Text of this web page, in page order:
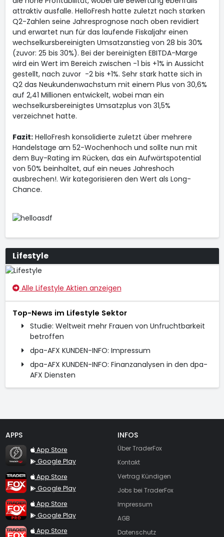
attraktiv ausfalle. HelloFresh hatte zuletzt nach starken
Q2-Zahlen seine Jahresprognose nach oben revidiert
und erwartet nun für das laufende Fiskaljahr einen
wechselkursbereinigten Umsatzanstieg von 28 bis 30%
(zuvor: 25 bis 30%). Bei der bereinigten EBITDA-Marge
wird ein Wert im Bereich zwischen -1 bis +1% in Aussicht
gestellt, nach zuvor -2 bis +1%. Sehr stark hatte sich in
Q2 das Neukundenwachstum mit einem Plus von 30,6%
auf 2,41 Millionen entwickelt, wobei man ein
wechselkursbereinigtes Umsatzplus von 31,5%
verzeichnet hatte.
Fazit:HelloFresh konsolidierte zuletzt über mehrere
Handelstage am 52-Wochenhoch und sollte nun mit
dem Buy-Rating im Rücken, das ein Aufwärtspotential
von 50% beinhaltet, auf ein neues Jahreshoch
ausbrechen!. Wir kategorisieren den Wert als Long-
Chance.
Lifestyle
Alle Lifestyle Aktien anzeigen
Top-News im Lifestyle Sektor
Studie: Weltweit mehr Frauen von Unfruchtbarkeit
betroffen
dpa-AFX KUNDEN-INFO: Impressum
dpa-AFX KUNDEN-INFO: Finanzanalysen in den dpa-
AFX Diensten
APPS
TraderFox Flash
App Store
Google Play
TraderFox App
App Store
Google Play
TraderFox Pro
App Store
Google Play
TraderFox dpa-AFX ProFeed
App Store
INFOS
Über TraderFox
Kontakt
Vertrag Kündigen
Jobs bei TraderFox
Impressum
AGB
Datenschutz